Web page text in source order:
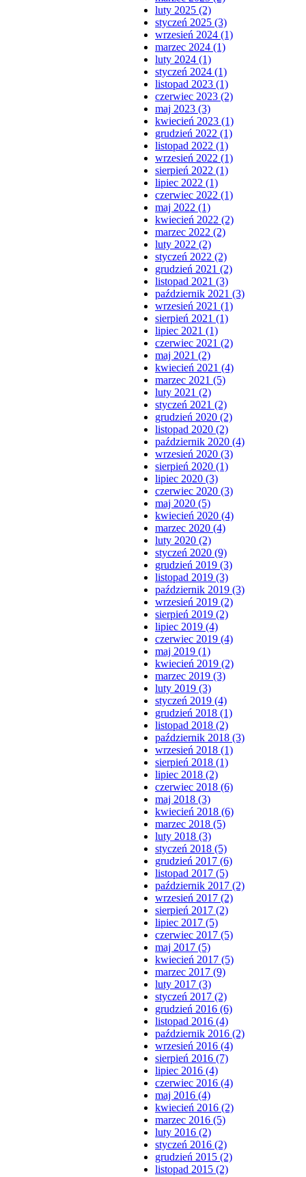
luty 2025 (2)
styczeń 2025 (3)
wrzesień 2024 (1)
marzec 2024 (1)
luty 2024 (1)
styczeń 2024 (1)
listopad 2023 (1)
czerwiec 2023 (2)
maj 2023 (3)
kwiecień 2023 (1)
grudzień 2022 (1)
listopad 2022 (1)
wrzesień 2022 (1)
sierpień 2022 (1)
lipiec 2022 (1)
czerwiec 2022 (1)
maj 2022 (1)
kwiecień 2022 (2)
marzec 2022 (2)
luty 2022 (2)
styczeń 2022 (2)
grudzień 2021 (2)
listopad 2021 (3)
październik 2021 (3)
wrzesień 2021 (1)
sierpień 2021 (1)
lipiec 2021 (1)
czerwiec 2021 (2)
maj 2021 (2)
kwiecień 2021 (4)
marzec 2021 (5)
luty 2021 (2)
styczeń 2021 (2)
grudzień 2020 (2)
listopad 2020 (2)
październik 2020 (4)
wrzesień 2020 (3)
sierpień 2020 (1)
lipiec 2020 (3)
czerwiec 2020 (3)
maj 2020 (5)
kwiecień 2020 (4)
marzec 2020 (4)
luty 2020 (2)
styczeń 2020 (9)
grudzień 2019 (3)
listopad 2019 (3)
październik 2019 (3)
wrzesień 2019 (2)
sierpień 2019 (2)
lipiec 2019 (4)
czerwiec 2019 (4)
maj 2019 (1)
kwiecień 2019 (2)
marzec 2019 (3)
luty 2019 (3)
styczeń 2019 (4)
grudzień 2018 (1)
listopad 2018 (2)
październik 2018 (3)
wrzesień 2018 (1)
sierpień 2018 (1)
lipiec 2018 (2)
czerwiec 2018 (6)
maj 2018 (3)
kwiecień 2018 (6)
marzec 2018 (5)
luty 2018 (3)
styczeń 2018 (5)
grudzień 2017 (6)
listopad 2017 (5)
październik 2017 (2)
wrzesień 2017 (2)
sierpień 2017 (2)
lipiec 2017 (5)
czerwiec 2017 (5)
maj 2017 (5)
kwiecień 2017 (5)
marzec 2017 (9)
luty 2017 (3)
styczeń 2017 (2)
grudzień 2016 (6)
listopad 2016 (4)
październik 2016 (2)
wrzesień 2016 (4)
sierpień 2016 (7)
lipiec 2016 (4)
czerwiec 2016 (4)
maj 2016 (4)
kwiecień 2016 (2)
marzec 2016 (5)
luty 2016 (2)
styczeń 2016 (2)
grudzień 2015 (2)
listopad 2015 (2)